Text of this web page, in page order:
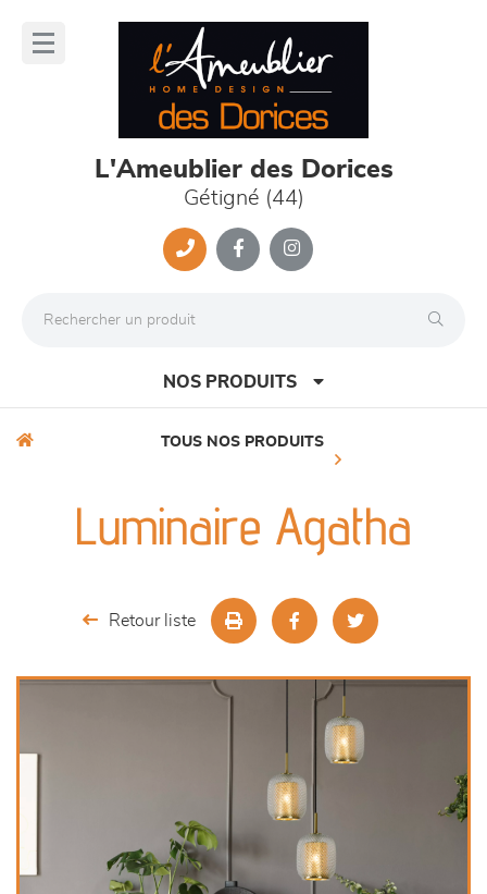
L'Ameublier des Dorices
Gétigné (44)
NOS PRODUITS
séjours
meubles de complément
chambres et dressing
décoration
TOUS NOS PRODUITS
Luminaire Agatha
Retour liste